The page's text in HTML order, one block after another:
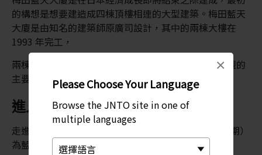
Please Choose Your Language
Browse the JNTO site in one of
multiple languages
×
的構想是想要建造成四棟頂樓相連的大型建築。梅田藍天
大廈是由知名的建築師原廣司設計，其中的兩棟大樓在
1993 年完工，
兩棟大樓是以空中庭園相互連接，這成為吸引遊客參觀的
主要特色。
進入地下樓層
走進地下樓層，深入探索以日本昭和時期（20 世紀初期）
為藍本的購物中心。